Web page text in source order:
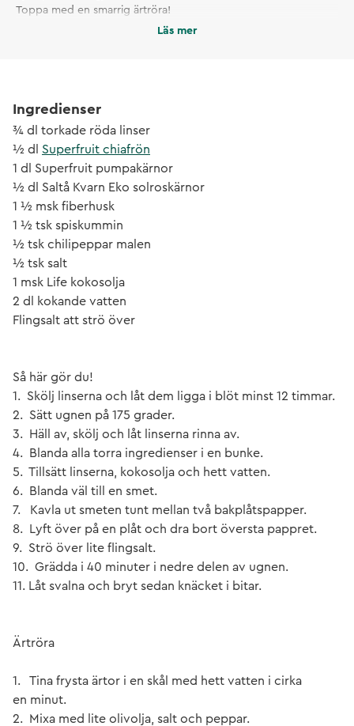
Toppa med en smarrig ärtröra!
Läs mer
Ingredienser
¾ dl torkade röda linser
½ dl Superfruit chiafrön
1 dl Superfruit pumpakärnor
½ dl Saltå Kvarn Eko solroskärnor
1 ½ msk fiberhusk
1 ½ tsk spiskummin
½ tsk chilipeppar malen
½ tsk salt
1 msk Life kokosolja
2 dl kokande vatten
Flingsalt att strö över
Så här gör du!
1. Skölj linserna och låt dem ligga i blöt minst 12 timmar.
2. Sätt ugnen på 175 grader.
3. Häll av, skölj och låt linserna rinna av.
4. Blanda alla torra ingredienser i en bunke.
5. Tillsätt linserna, kokosolja och hett vatten.
6. Blanda väl till en smet.
7. Kavla ut smeten tunt mellan två bakplåtspapper.
8. Lyft över på en plåt och dra bort översta pappret.
9. Strö över lite flingsalt.
10. Grädda i 40 minuter i nedre delen av ugnen.
11. Låt svalna och bryt sedan knäcket i bitar.
Ärtröra
1. Tina frysta ärtor i en skål med hett vatten i cirka
en minut.
2. Mixa med lite olivolja, salt och peppar.